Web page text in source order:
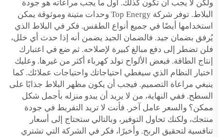
ولكن لا يجب أن تكون كذلك. أول ما يجب مراعاته هو جودة
البلاط. توفر شركة Top Energy وحدات متينة وموثوقة يمكن
استخدامها أيضًا في جميع أنواع الطقس. فكر في البلاط الذي
يُرفق بضمان جيد. فالضمان الجيد يضمن أنه إذا حدث أي خلل،
فلن تضطر إلى دفع مبالغ كبيرة لإصلاحه. ثم ضع في اعتبارك
إنتاج الطاقة. فبعض الألواح تولد كهرباء أكثر من غيرها. وعليك
اختيار النظام الذي سيغطي احتياجاتك واحتياجات عملائك. كما
ينبغي مراعاة التصميم. فيجب أن يكون مظهر البلاط جذابًا على
السطح. ففي النهاية، من لا يريد أن يبدو منزله بأجمل شكل
ممكن؟ والسعر عامل آخر. فأنت لا تريد التفريط في جودة
منتجك، ولكنك تحاول التوفير، وبالتالي ستحتاج إلى أسعار
تنافسية لتحقيق الربح. وأخيرًا، فكر في الشركة التي تشتري